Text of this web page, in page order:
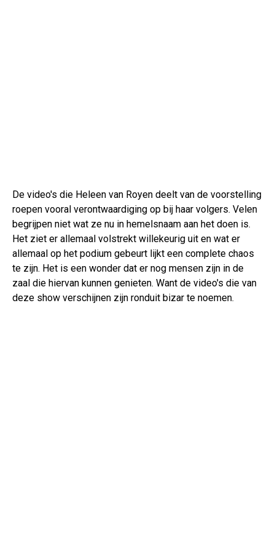
De video's die Heleen van Royen deelt van de voorstelling
roepen vooral verontwaardiging op bij haar volgers. Velen
begrijpen niet wat ze nu in hemelsnaam aan het doen is.
Het ziet er allemaal volstrekt willekeurig uit en wat er
allemaal op het podium gebeurt lijkt een complete chaos
te zijn. Het is een wonder dat er nog mensen zijn in de
zaal die hiervan kunnen genieten. Want de video's die van
deze show verschijnen zijn ronduit bizar te noemen.